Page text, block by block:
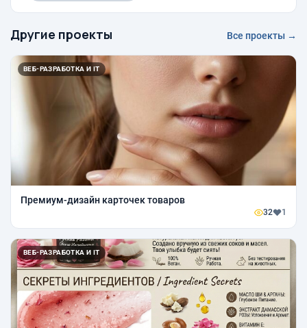
Другие проекты Все проекты →
ВЕБ-РАЗРАБОТКА И IT
Премиум-дизайн карточек товаров
32 1
ВЕБ-РАЗРАБОТКА И IT